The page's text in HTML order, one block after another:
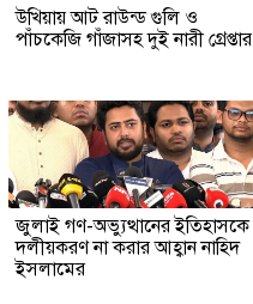
উখিয়ায় আট রাউন্ড গুলি ও
পাঁচকেজি গাঁজাসহ দুই নারী গ্রেপ্তার
জুলাই গণ-অভ্যুত্থানের ইতিহাসকে
দলীয়করণ না করার আহ্বান নাহিদ
ইসলামের